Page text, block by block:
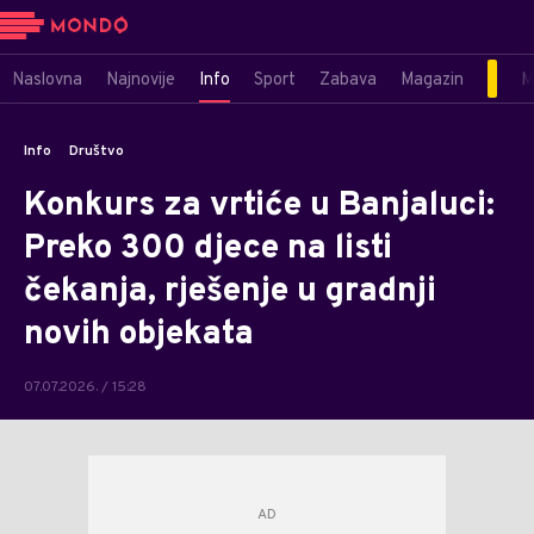
Naslovna Najnovije Info Sport Zabava Magazin
Info Društvo
Konkurs za vrtiće u Banjaluci:
Preko 300 djece na listi
čekanja, rješenje u gradnji
novih objekata
07.07.2026. / 15:28